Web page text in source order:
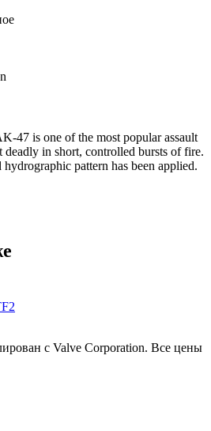
47 is one of the most popular assault
in short, controlled bursts of fire.
pattern has been applied.
с Valve Corporation. Все цены